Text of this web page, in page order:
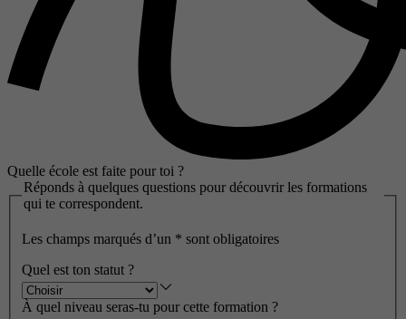
Quelle école est faite pour toi ?
Réponds à quelques questions pour découvrir les formations
qui te correspondent.
Les champs marqués d’un * sont obligatoires
Quel est ton statut ?
À quel niveau seras-tu pour cette formation ?